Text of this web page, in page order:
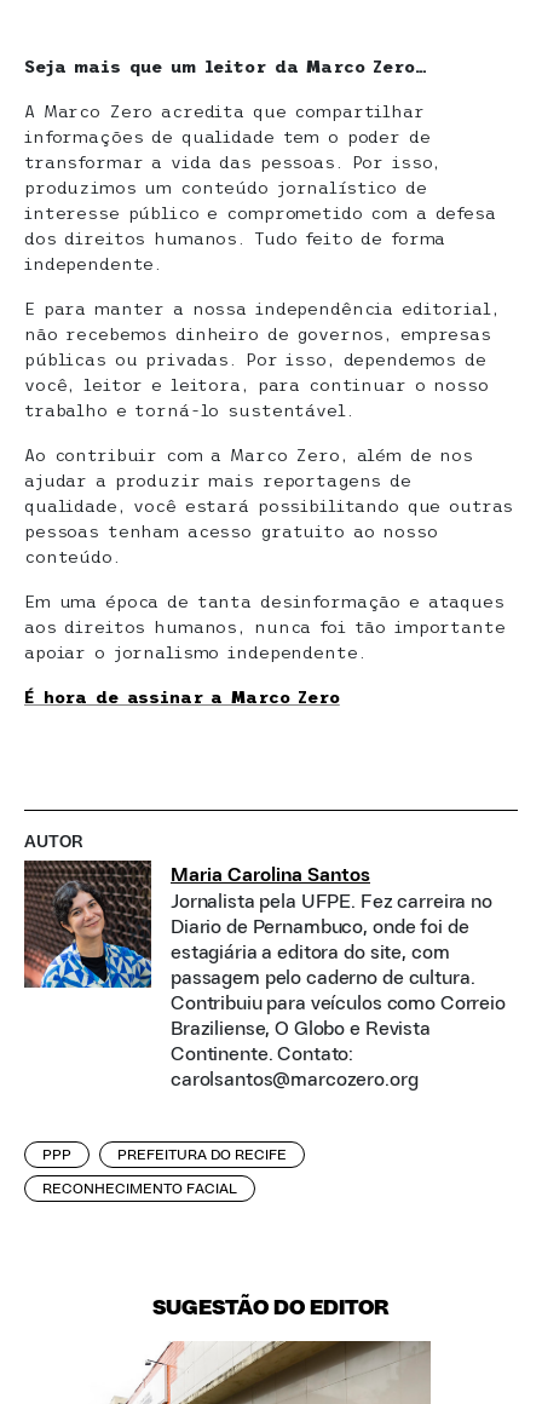
Seja mais que um leitor da Marco Zero…
A Marco Zero acredita que compartilhar
informações de qualidade tem o poder de
transformar a vida das pessoas. Por isso,
produzimos um conteúdo jornalístico de
interesse público e comprometido com a defesa
dos direitos humanos. Tudo feito de forma
independente.
E para manter a nossa independência editorial,
não recebemos dinheiro de governos, empresas
públicas ou privadas. Por isso, dependemos de
você, leitor e leitora, para continuar o nosso
trabalho e torná-lo sustentável.
Ao contribuir com a Marco Zero, além de nos
ajudar a produzir mais reportagens de
qualidade, você estará possibilitando que outras
pessoas tenham acesso gratuito ao nosso
conteúdo.
Em uma época de tanta desinformação e ataques
aos direitos humanos, nunca foi tão importante
apoiar o jornalismo independente.
É hora de assinar a Marco Zero
AUTOR
Maria Carolina Santos
Jornalista pela UFPE. Fez carreira no
Diario de Pernambuco, onde foi de
estagiária a editora do site, com
passagem pelo caderno de cultura.
Contribuiu para veículos como Correio
Braziliense, O Globo e Revista
Continente. Contato:
carolsantos@marcozero.org
PPP PREFEITURA DO RECIFE
RECONHECIMENTO FACIAL
SUGESTÃO DO EDITOR